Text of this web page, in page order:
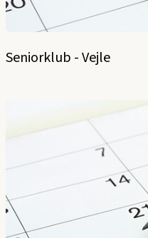
Seniorklub - Vejle